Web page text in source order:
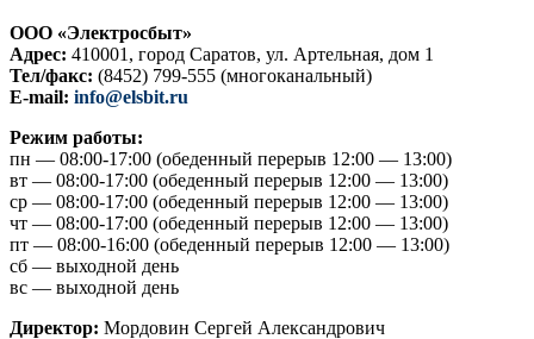
ООО «Электросбыт»
Адрес: 410001, город Саратов, ул. Артельная, дом 1
Тел/факс: (8452) 799-555 (многоканальный)
E-mail: info@elsbit.ru
Режим работы:
пн — 08:00-17:00 (обеденный перерыв 12:00 — 13:00)
вт — 08:00-17:00 (обеденный перерыв 12:00 — 13:00)
ср — 08:00-17:00 (обеденный перерыв 12:00 — 13:00)
чт — 08:00-17:00 (обеденный перерыв 12:00 — 13:00)
пт — 08:00-16:00 (обеденный перерыв 12:00 — 13:00)
сб — выходной день
вс — выходной день
Директор: Мордовин Сергей Александрович